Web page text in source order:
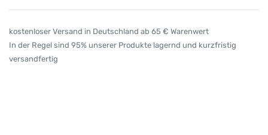
kostenloser Versand in Deutschland ab 65 € Warenwert
In der Regel sind 95% unserer Produkte lagernd und kurzfristig
versandfertig